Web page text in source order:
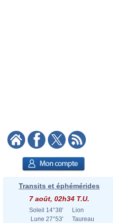
Transits et éphémérides
7 août, 02h34 T.U.
Soleil 14°38'
Lion
Lune 27°53'
Taureau